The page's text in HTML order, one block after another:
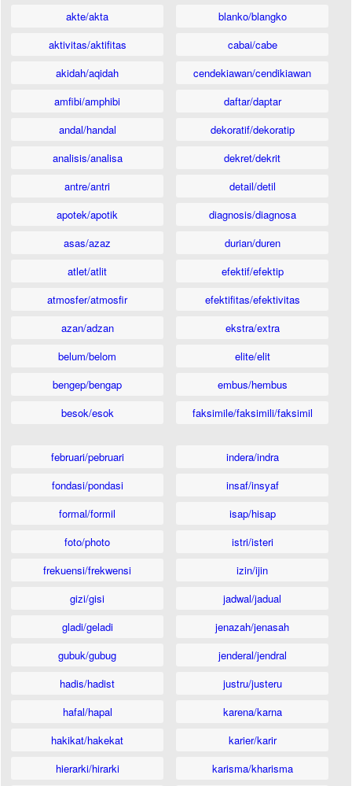
akte/akta
aktivitas/aktifitas
akidah/aqidah
amfibi/amphibi
andal/handal
analisis/analisa
antre/antri
apotek/apotik
asas/azaz
atlet/atlit
atmosfer/atmosfir
azan/adzan
belum/belom
bengep/bengap
besok/esok
blanko/blangko
cabai/cabe
cendekiawan/cendikiawan
daftar/daptar
dekoratif/dekoratip
dekret/dekrit
detail/detil
diagnosis/diagnosa
durian/duren
efektif/efektip
efektifitas/efektivitas
ekstra/extra
elite/elit
embus/hembus
faksimile/faksimili/faksimil
februari/pebruari
fondasi/pondasi
formal/formil
foto/photo
frekuensi/frekwensi
gizi/gisi
gladi/geladi
gubuk/gubug
hadis/hadist
hafal/hapal
hakikat/hakekat
hierarki/hirarki
indera/indra
insaf/insyaf
isap/hisap
istri/isteri
izin/ijin
jadwal/jadual
jenazah/jenasah
jenderal/jendral
justru/justeru
karena/karna
karier/karir
karisma/kharisma